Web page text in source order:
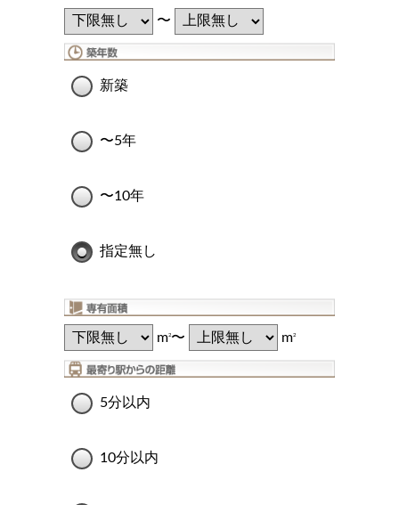
〜
新築
〜5年
〜10年
指定無し
m2〜 m2
5分以内
10分以内